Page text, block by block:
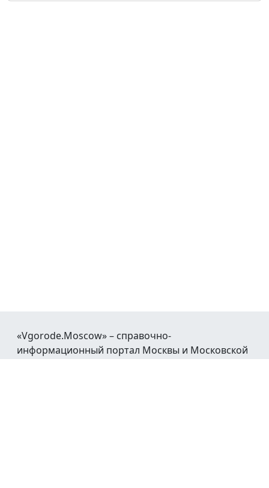
«Vgorode.Moscow» – справочно-
информационный портал Москвы и Московской